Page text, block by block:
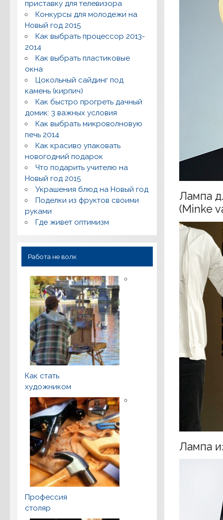
Лампа
(Minke
Лампа
приставку для телевизора
Конкурсы для молодежи на
Новый год 2015
Как выбрать процессор 2013-
2014
Как выбрать пластиковые
окна
Цокольный сайдинг под
камень (кирпич)
Как быстро прогреть дачный
домик: 3 важных условия
Как выбрать микроволновую
печь 2014
Как красиво упаковать
новогодний подарок
Что подарить учителю на
Новый год 2015
Украшения блюд на Новый год
Поделки из фруктов своими
руками
Где живет оптимизм
Работа не волк
Как стать
художником
Профессия
столяр